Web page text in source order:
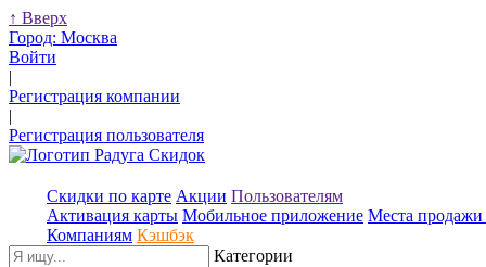
↑ Вверх
Город: Москва
Войти
|
Регистрация компании
|
Регистрация пользователя
Скидки по карте Акции Пользователям
Активация карты Мобильное приложение Места продажи
Компаниям Кэшбэк
Категории